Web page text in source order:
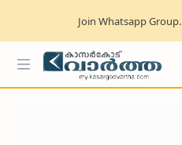
Join Whatsapp Group.